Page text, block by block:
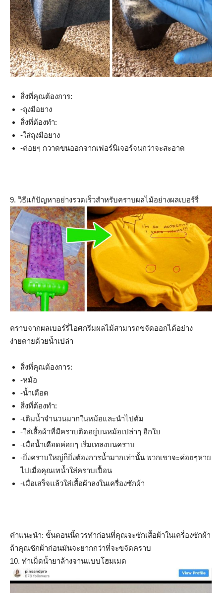
สิ่งที่คุณต้องการ:
-ถุงมือยาง
สิ่งที่ต้องทำ:
-ใส่ถุงมือยาง
-ค่อยๆ กวาดขนออกจากเฟอร์นิเจอร์จนกว่าจะสะอาด
9. วิธีแก้ปัญหาอย่างรวดเร็วสำหรับคราบผลไม้อย่างผลเบอร์รี่
คราบจากผลเบอร์รี่ไอศกรีมผลไม้สามารถขจัดออกได้อย่าง
ง่ายดายด้วยน้ำเปล่า
สิ่งที่คุณต้องการ:
-หม้อ
-น้ำเดือด
สิ่งที่ต้องทำ:
-เติมน้ำจำนวนมากในหม้อและนำไปต้ม
-ใส่เสื้อผ้าที่มีคราบติดอยู่บนหม้อเปล่าๆ อีกใบ
-เมื่อน้ำเดือดค่อยๆ เริ่มเทลงบนคราบ
-ยิ่งคราบใหญ่ก็ยิ่งต้องการน้ำมากเท่านั้น พวกเขาจะค่อยๆหาย
ไปเมื่อคุณเทน้ำใส่คราบเปื้อน
-เมื่อเสร็จแล้วใส่เสื้อผ้าลงในเครื่องซักผ้า
คำแนะนำ: ขั้นตอนนี้ควรทำก่อนที่คุณจะซักเสื้อผ้าในเครื่องซักผ้า
ถ้าคุณซักผ้าก่อนมันจะยากกว่าที่จะขจัดคราบ
10. ทำเม็ดน้ำยาล้างจานแบบโฮมเมด